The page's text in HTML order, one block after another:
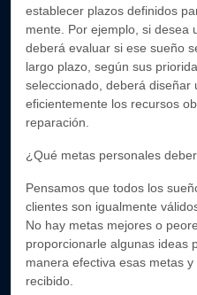
establecer plazos definidos
mente. Por ejemplo, si desea
deberá evaluar si ese sueño
largo plazo, según sus
seleccionado, deberá diseñar
eficientemente los recursos
reparación.
¿Qué metas personales
Pensamos que todos los
clientes son igualmente
No hay metas mejores o
proporcionarle algunas ideas
manera efectiva esas metas
recibido.